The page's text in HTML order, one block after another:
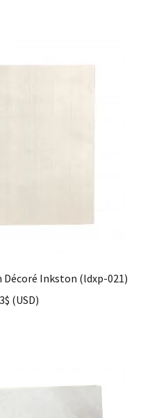
Décoré Inkston (ldxp-021)
$ (USD)